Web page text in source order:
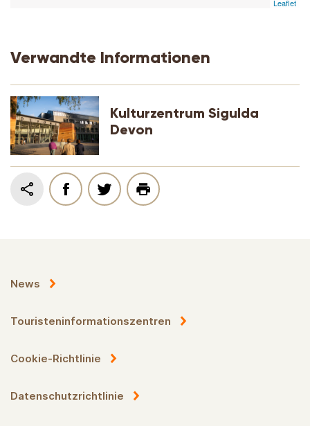
Leaflet
Verwandte Informationen
Kulturzentrum Sigulda
Devon
News
Touristeninformationszentren
Cookie-Richtlinie
Datenschutzrichtlinie